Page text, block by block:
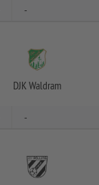
-
DJK Waldram
-